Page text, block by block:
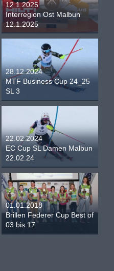
12.1.2025
Interregion Ost Malbun
12.1.2025
28.12.2024
MTF Business Cup 24_25
SL 3
22.02.2024
EC Cup SL Damen Malbun
22.02.24
01.01.2018
Brillen Federer Cup Best of
03 bis 17